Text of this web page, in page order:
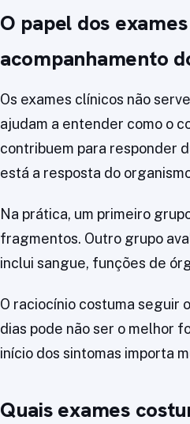
O papel dos
acompanhamento
Os exames clínicos não
ajudam a entender como o
contribuem para responder
está a resposta do
Na prática, um primeiro
fragmentos. Outro grupo
inclui sangue, funções de
O raciocínio costuma seguir
dias pode não ser o melhor
início dos sintomas importa
Quais exames